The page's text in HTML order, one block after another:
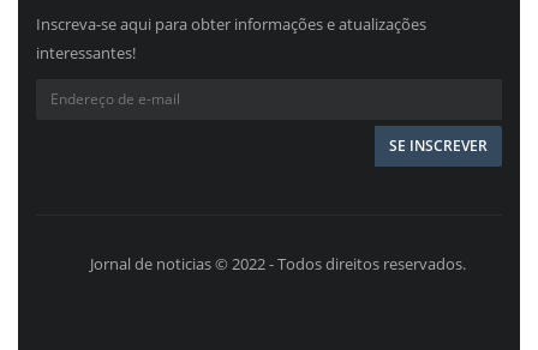
Inscreva-se aqui para obter informações e atualizações
interessantes!
Jornal de noticias © 2022 - Todos direitos reservados.